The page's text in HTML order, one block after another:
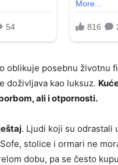
oblikuje posebnu životnu
doživljava kao luksuz.
ali i otpornosti.
. Ljudi koji su odrastali
stolice i ormari ne
dobu, pa se često